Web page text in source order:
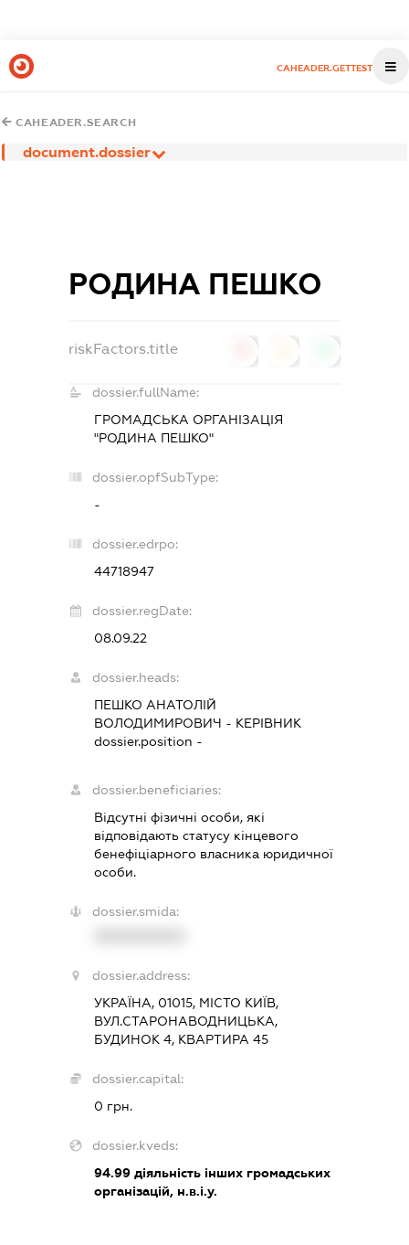
CAHEADER.GETTEST
CAHEADER.SEARCH
document.dossier
РОДИНА ПЕШКО
riskFactors.title
dossier.fullName:
ГРОМАДСЬКА ОРГАНІЗАЦІЯ
"РОДИНА ПЕШКО"
dossier.opfSubType:
-
dossier.edrpo:
44718947
dossier.regDate:
08.09.22
dossier.heads:
ПЕШКО АНАТОЛІЙ
ВОЛОДИМИРОВИЧ - КЕРІВНИК
dossier.position -
dossier.beneficiaries:
Відсутні фізичні особи, які
відповідають статусу кінцевого
бенефіціарного власника юридичної
особи.
dossier.smida:
dossier.address:
УКРАЇНА, 01015, МІСТО КИЇВ,
ВУЛ.СТАРОНАВОДНИЦЬКА,
БУДИНОК 4, КВАРТИРА 45
dossier.capital:
0 грн.
dossier.kveds:
94.99 діяльність інших громадських
організацій, н.в.і.у.